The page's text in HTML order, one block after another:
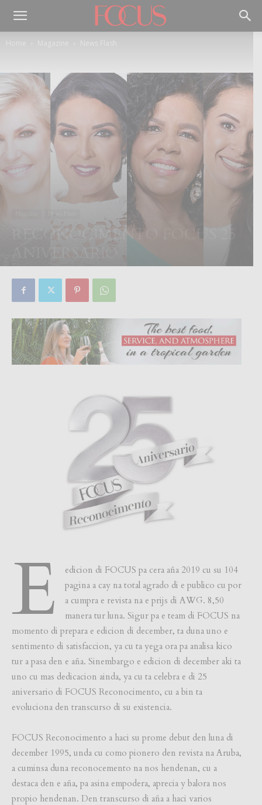
Home Magazine News Flash
News Flash
RECONOCIMENTO FOCUS 25
E
edicion di FOCUS pa cera aña 2019 cu su 104
pagina a cay na total agrado di e publico cu por
a cumpra e revista na e prijs di AWG. 8,50
manera tur luna. Sigur pa e team di FOCUS na
momento di prepara e edicion di december, ta duna uno e
sentimento di satisfaccion, ya cu ta yega ora pa analisa kico
tur a pasa den e aña. Sinembargo e edicion di december aki ta
uno cu mas dedicacion ainda, ya cu ta celebra e di 25
aniversario di FOCUS Reconocimento, cu a bin ta
evoluciona den transcurso di su existencia.
FOCUS Reconocimento a haci su prome debut den luna di
december 1995, unda cu como pionero den revista na Aruba,
a cuminsa duna reconocemento na nos hendenan, cu a
destaca den e aña, pa asina empodera, aprecia y balora nos
propio hendenan. Den transcurso di aña a haci varios